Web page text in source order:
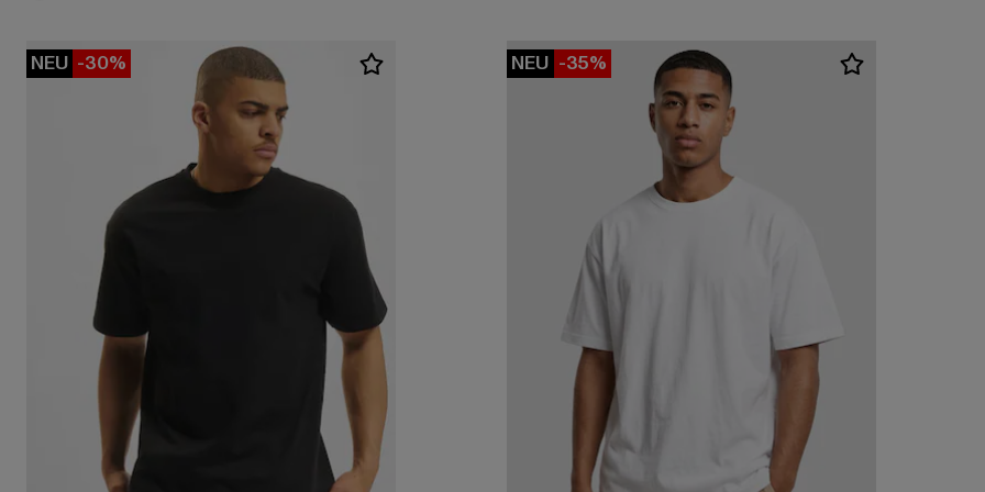
NEU -30% NEU -35%